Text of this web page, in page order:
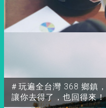
＃玩遍全台灣 368 鄉鎮，
讓你去得了，也回得來！